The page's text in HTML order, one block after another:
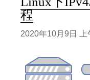
程
2020年10月9日